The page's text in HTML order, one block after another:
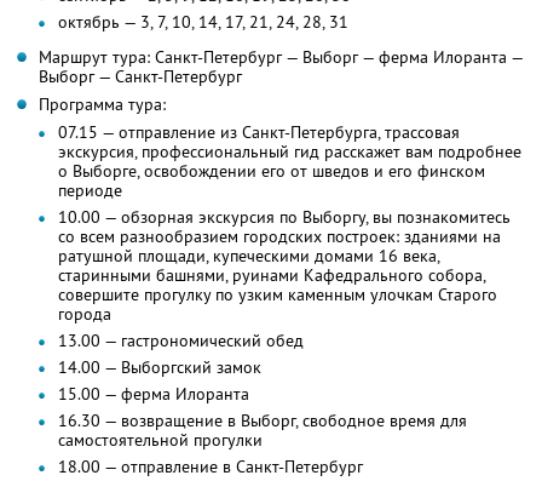
октябрь — 3, 7, 10, 14, 17, 21, 24, 28, 31
Маршрут тура: Санкт-Петербург — Выборг — ферма Илоранта —
Выборг — Санкт-Петербург
Программа тура:
07.15 — отправление из Санкт-Петербурга, трассовая
экскурсия, профессиональный гид расскажет вам подробнее
о Выборге, освобождении его от шведов и его финском
периоде
10.00 — обзорная экскурсия по Выборгу, вы познакомитесь
со всем разнообразием городских построек: зданиями на
ратушной площади, купеческими домами 16 века,
старинными башнями, руинами Кафедрального собора,
совершите прогулку по узким каменным улочкам Старого
города
13.00 — гастрономический обед
14.00 — Выборгский замок
15.00 — ферма Илоранта
16.30 — возвращение в Выборг, свободное время для
самостоятельной прогулки
18.00 — отправление в Санкт-Петербург